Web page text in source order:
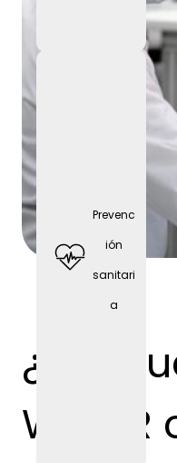
Deporte
Prevenc
ión
sanitari
a
¿Por